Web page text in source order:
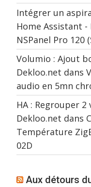
Intégrer un
Home Assistant -
NSPanel Pro 120
Volumio : Ajout
Dekloo.net dans
audio en 5mn
HA : Regrouper
Dekloo.net dans
Température
02D
Aux détours